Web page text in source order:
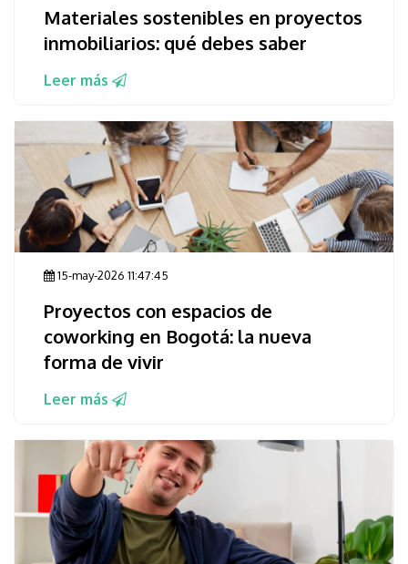
Materiales sostenibles en proyectos
inmobiliarios: qué debes saber
Leer más
15-may-2026 11:47:45
Proyectos con espacios de
coworking en Bogotá: la nueva
forma de vivir
Leer más